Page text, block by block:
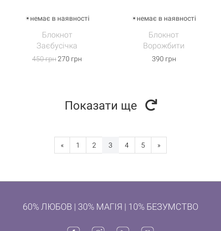
немає в наявності
Блокнот
Заєбусічка
450 грн270 грн
немає в наявності
Блокнот
Ворожбити
390 грн
Показати ще
« 1 2 3 4 5 »
60% ЛЮБОВ | 30% МАГІЯ | 10% БЕЗУМСТВО